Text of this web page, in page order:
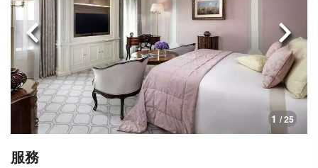
1 / 25
上一頁 下一
服務